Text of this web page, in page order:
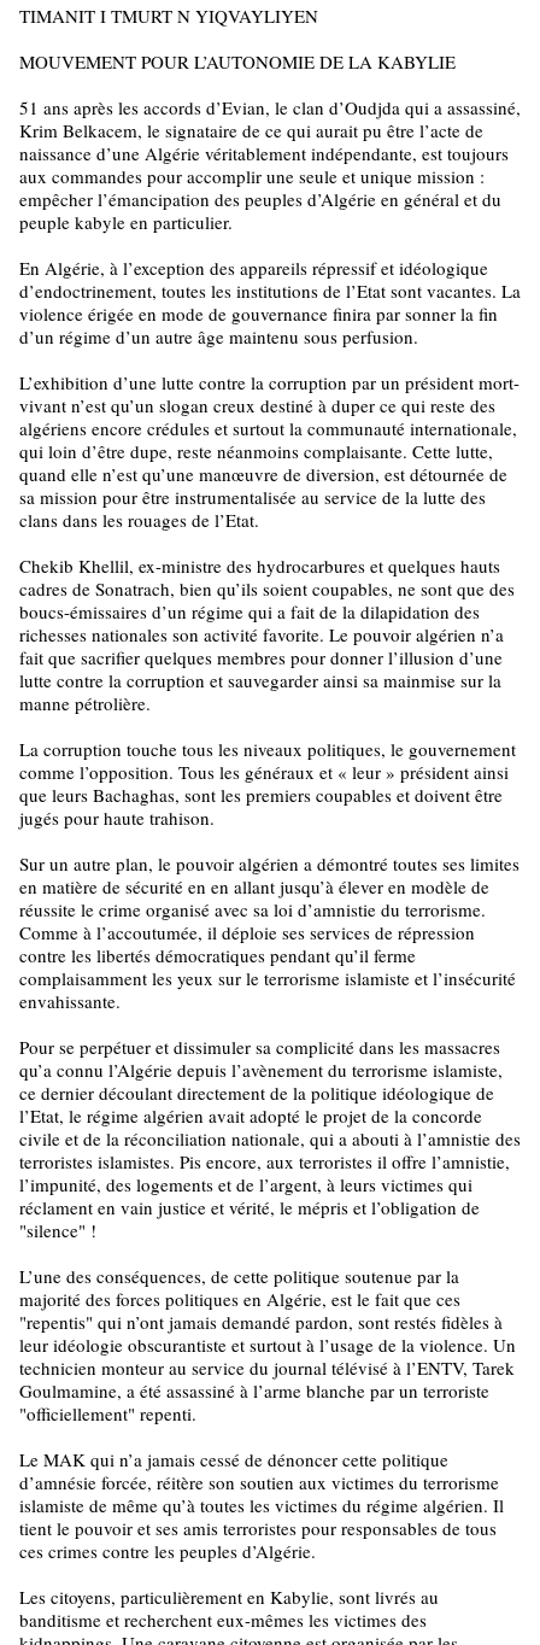
TIMANIT I TMURT N YIQVAYLIYEN
MOUVEMENT POUR L’AUTONOMIE DE LA KABYLIE
51 ans après les accords d’Evian, le clan d’Oudjda qui a assassiné,
Krim Belkacem, le signataire de ce qui aurait pu être l’acte de
naissance d’une Algérie véritablement indépendante, est toujours
aux commandes pour accomplir une seule et unique mission :
empêcher l’émancipation des peuples d’Algérie en général et du
peuple kabyle en particulier.
En Algérie, à l’exception des appareils répressif et idéologique
d’endoctrinement, toutes les institutions de l’Etat sont vacantes. La
violence érigée en mode de gouvernance finira par sonner la fin
d’un régime d’un autre âge maintenu sous perfusion.
L’exhibition d’une lutte contre la corruption par un président mort-
vivant n’est qu’un slogan creux destiné à duper ce qui reste des
algériens encore crédules et surtout la communauté internationale,
qui loin d’être dupe, reste néanmoins complaisante. Cette lutte,
quand elle n’est qu’une manœuvre de diversion, est détournée de
sa mission pour être instrumentalisée au service de la lutte des
clans dans les rouages de l’Etat.
Chekib Khellil, ex-ministre des hydrocarbures et quelques hauts
cadres de Sonatrach, bien qu’ils soient coupables, ne sont que des
boucs-émissaires d’un régime qui a fait de la dilapidation des
richesses nationales son activité favorite. Le pouvoir algérien n’a
fait que sacrifier quelques membres pour donner l’illusion d’une
lutte contre la corruption et sauvegarder ainsi sa mainmise sur la
manne pétrolière.
La corruption touche tous les niveaux politiques, le gouvernement
comme l’opposition. Tous les généraux et « leur » président ainsi
que leurs Bachaghas, sont les premiers coupables et doivent être
jugés pour haute trahison.
Sur un autre plan, le pouvoir algérien a démontré toutes ses limites
en matière de sécurité en en allant jusqu’à élever en modèle de
réussite le crime organisé avec sa loi d’amnistie du terrorisme.
Comme à l’accoutumée, il déploie ses services de répression
contre les libertés démocratiques pendant qu’il ferme
complaisamment les yeux sur le terrorisme islamiste et l’insécurité
envahissante.
Pour se perpétuer et dissimuler sa complicité dans les massacres
qu’a connu l’Algérie depuis l’avènement du terrorisme islamiste,
ce dernier découlant directement de la politique idéologique de
l’Etat, le régime algérien avait adopté le projet de la concorde
civile et de la réconciliation nationale, qui a abouti à l’amnistie des
terroristes islamistes. Pis encore, aux terroristes il offre l’amnistie,
l’impunité, des logements et de l’argent, à leurs victimes qui
réclament en vain justice et vérité, le mépris et l’obligation de
"silence" !
L’une des conséquences, de cette politique soutenue par la
majorité des forces politiques en Algérie, est le fait que ces
"repentis" qui n’ont jamais demandé pardon, sont restés fidèles à
leur idéologie obscurantiste et surtout à l’usage de la violence. Un
technicien monteur au service du journal télévisé à l’ENTV, Tarek
Goulmamine, a été assassiné à l’arme blanche par un terroriste
"officiellement" repenti.
Le MAK qui n’a jamais cessé de dénoncer cette politique
d’amnésie forcée, réitère son soutien aux victimes du terrorisme
islamiste de même qu’à toutes les victimes du régime algérien. Il
tient le pouvoir et ses amis terroristes pour responsables de tous
ces crimes contre les peuples d’Algérie.
Les citoyens, particulièrement en Kabylie, sont livrés au
banditisme et recherchent eux-mêmes les victimes des